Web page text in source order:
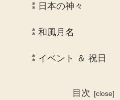
⁑日本の神々
⁑和風月名
⁑イベント ＆ 祝日
目次